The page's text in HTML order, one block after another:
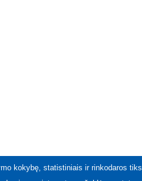
kokybę, statistiniais ir rinkodaros